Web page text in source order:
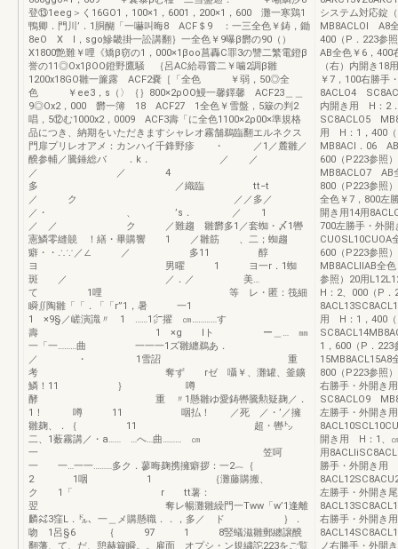
登⑬1eeg＞く16GO1，100×1，6001，200×1，600 灘一寒鶏1
鴨卿．門川’．1胴醐「一嚇叫晦8 ACF＄9 ：一三全色￥鋳，鋤
8eO X l，sgo鰺畿掛一訟講翻｝一全色￥9曝β欝の90（）
X1800艶難￥哩《矯β窃の1，000×1βoo菖轟C罪3の讐二繁電鐙β
誉の11◎Ox1βOO鐙野鷹騒 ｛呂AC給尋嘗二￥噛2調β雛
1200x18GO雛一簾露 ACF2嚢［「全色 ￥弱，50◎全
色 ￥ee3，s（〉｛｝800×2ρOO鰻一馨鐸馨 ACF23＿＿
9◎Ox2，000 欝一簿 18 ACF27 1全色￥雪盤，5簸の判2
唱，5⑫む1000x2，0009 ACF3壽「に全色1100×2ρ00×準規格
品につき、納期をいただきますシャレオ霧舗鵜臨翻エルネクス
門扉プリレオアメ：カンハイ千鋒野疹 ・ ／1／麓雛／
醗参輔／騰錘総バ ．k． ／ ／
／ ／ 4
多 ／織臨 tt−t
／ ク ／／多／
／・ 、 ’s． ／ 1
／ ／ ク ／難趨 雛欝多1／套蜘・〆1轡
憲鱗零縫竸 ！繕・畢購響 1 ／雛筋 、二；蜘趨
癖・・∴∵／∠ ／ 多11 醇
ヨ 男曜 1 ヨ一r．1蜘
斑 ／ ／．／ 美…
て 1哩 等 レ・匿：筏細
瞬∬陶雛「「．「「r”1，暑 一1
1 ×9§／嵯演識〃 1 ……1㌻擢 ㎝…………す
壽 1 ×g lト ー＿… ㎜
一「一………曲 一一一1ズ雛纏鵜あ．
／ ・ 1雪詔 重
考 奪ず rゼ 囁￥、灘罐、釜鑛
鱗！11 ｝ 噂
酵 重 〃1懸雛ゆ愛鋳轡騰勲疑麹／．
1！ 噂 11 咽払！ ／死 ／・’／擁
雛麹、．｛ 11 超・轡㌧
二、1薮霧講／・a…… …へ…曲……… ㎝
一 笠呵
一 一…一一………多ク．蓼晦麹携擁癖拶：一2︷｛
2 1咽 1 ｛灘藤購搬、
ク 1「 r tt薯：
翌 奪レ暢灘雛繰門一Tww「w’1逢離
麟㌶3窪L．㌦、一＿メ購懸職．．，多／ ド ｝．
吻 1呂§6 ｛ 97 1 8竪蟻滋雛郵纏譲醗
翻藩、て、だ、憩赫簸瞬。。雇面 オプシ・ン規繍詑223をご覧
システム対応錠
MB8ACLOI A8
400（P．223参
AB全色￥6，
（右）内開き
￥7，100右勝手
8ACLO4
内開き用 H：2
SC8ACLO5
用 H：1，400
MB8ACI．06
600（P223参照
MB8ACLO7 AB
800（P223参照
全色￥7，800左
開き用14用
700左勝手・外
600（P223参照
MB8ACLllAB全
参照）20用
H：2、000（P
用 H：1，400
1，600（P．223
800（P223参照
右勝手・外開き
SC8ACLO9
左勝手・外開き
開き用 H：1、
用
勝手・外開き用
左勝手・外開き
右勝手・外開き
ノ右勝手・外開